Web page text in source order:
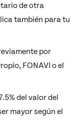
de otra
también para tu
por
FONAVI o el
del valor del
mayor según el